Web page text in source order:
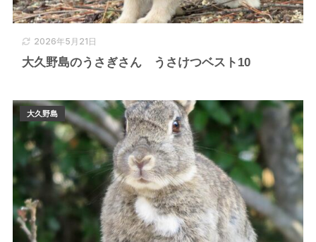
2026年5月21日
大久野島のうさぎさん うさけつベスト10
大久野島